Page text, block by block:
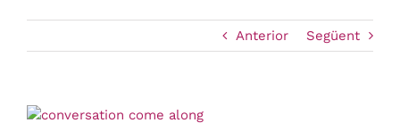
Anterior Següent
View